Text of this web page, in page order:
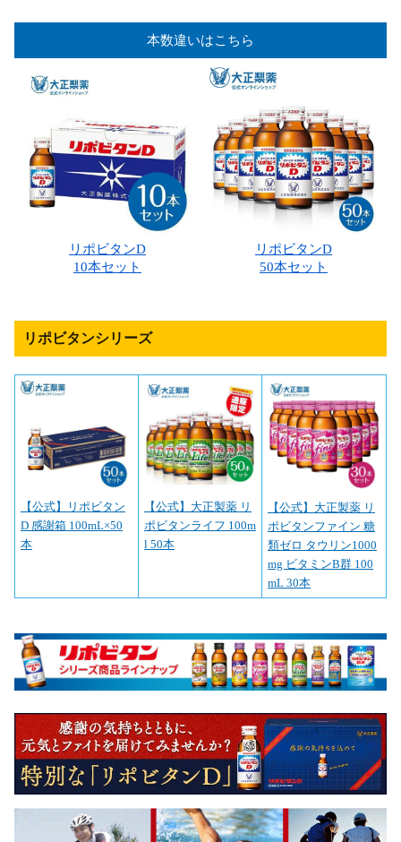
本数違いはこちら
リポビタンD
10本セット
リポビタンD
50本セット
リポビタンシリーズ
【公式】リポビタン
D 感謝箱 100mL×50
本
【公式】大正製薬 リ
ポビタンライフ 100m
l 50本
【公式】大正製薬 リ
ポビタンファイン 糖
類ゼロ タウリン1000
mg ビタミンB群 100
mL 30本